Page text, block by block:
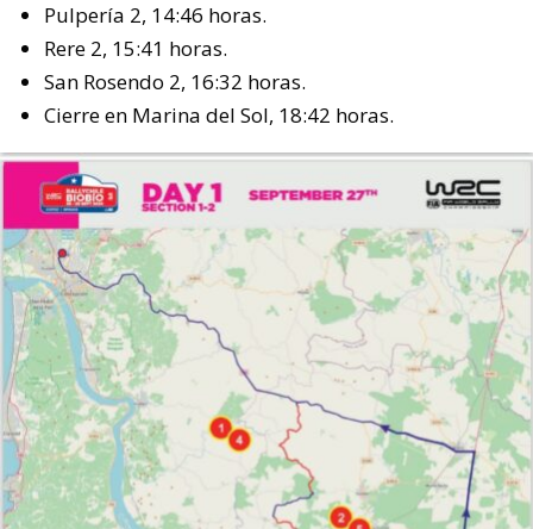
Pulpería 2, 14:46 horas.
Rere 2, 15:41 horas.
San Rosendo 2, 16:32 horas.
Cierre en Marina del Sol, 18:42 horas.